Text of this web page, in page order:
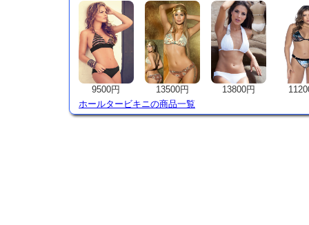
9500円 13500円 13800円
ホールタービキニの商品一覧